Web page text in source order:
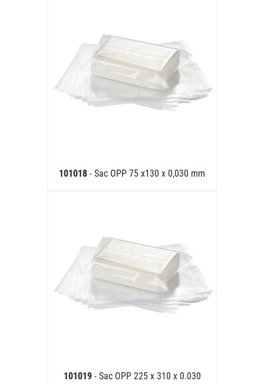
101018 - Sac OPP 75 x130 x 0,030 mm
101019 - Sac OPP 225 x 310 x 0.030